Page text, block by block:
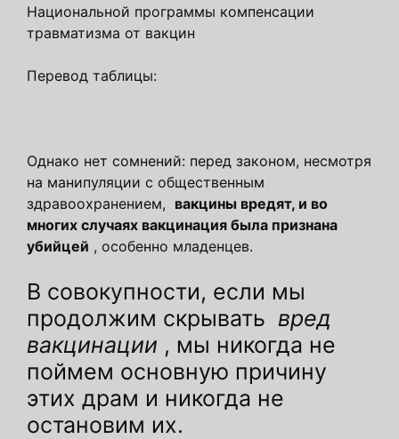
Национальной программы компенсации
травматизма от вакцин
Перевод таблицы:
Однако нет сомнений: перед законом, несмотря
на манипуляции с общественным
здравоохранением, вакцины вредят, и во
многих случаях вакцинация была признана
убийцей , особенно младенцев.
В совокупности, если мы
продолжим скрывать вред
вакцинации , мы никогда не
поймем основную причину
этих драм и никогда не
остановим их.